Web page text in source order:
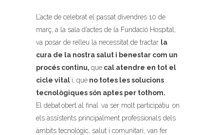
L’acte de celebrat el passat divendres 10 de
març, a la sala d’actes de la Fundació Hospital,
va posar de relleu la necessitat de tractar la
cura de la nostra salut i benestar com un
procés continu, que cal atendre en tot el
cicle vital i, que no totes les solucions
tecnològiques són aptes per tothom.
El debatobert al final va ser molt participatiu on
els assistents principalment professionals dels
àmbits tecnològic, salut i comunitari, van fer